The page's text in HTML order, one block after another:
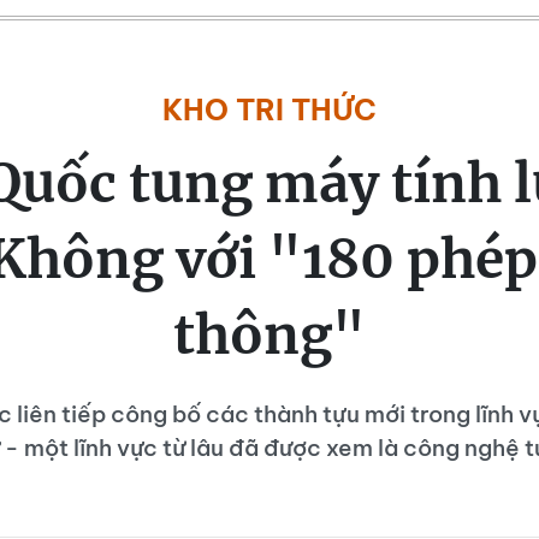
KHO TRI THỨC
tung máy tính
với "180
thông"
liên tiếp công bố các thành tựu mới trong lĩnh
một lĩnh vực từ lâu đã được xem là công nghệ